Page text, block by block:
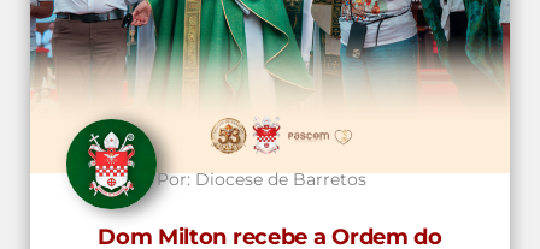
Por:Diocese de Barretos
Dom Milton recebe a Ordem do